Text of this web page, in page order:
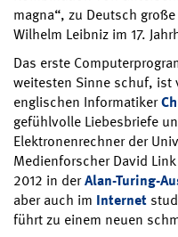
magna“, zu Deutsch
Wilhelm Leibniz im 17.
Das erste
weitesten Sinne schuf, ist
englischen Informatiker
gefühlvolle Liebesbriefe
Elektronenrechner der
Medienforscher David
2012 in derAlan-Turing-
aber auch im Internet
führt zu einem neuen